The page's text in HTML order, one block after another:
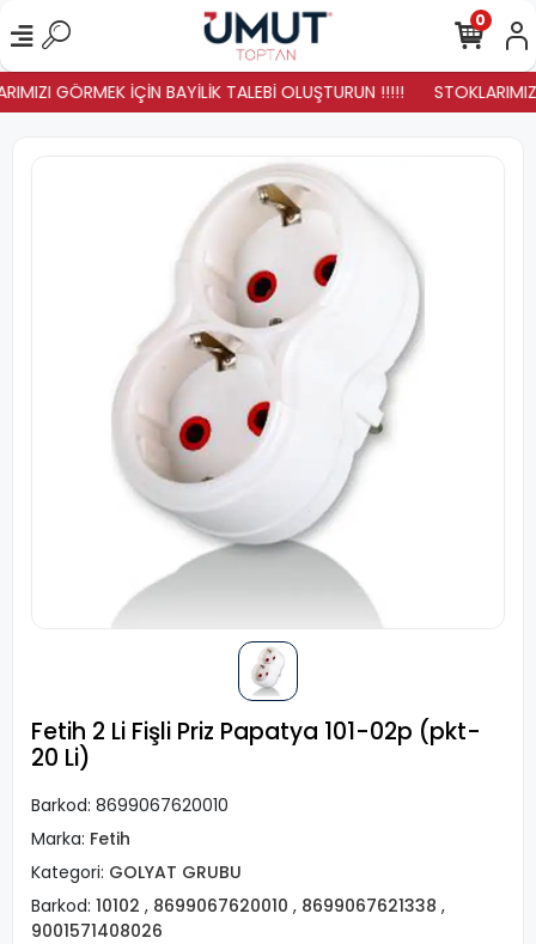
GÖRMEK İÇİN BAYİLİK TALEBİ OLUŞTURUN !!!!!
0
Fetih 2 Li Fişli Priz Papatya 101-02p (pkt-
20 Li)
Barkod: 8699067620010
Marka: Fetih
Kategori: GOLYAT GRUBU
Barkod: 10102 , 8699067620010 , 8699067621338 ,
9001571408026